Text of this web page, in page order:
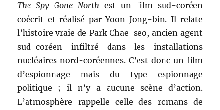
The Spy Gone North est un film sud-coréen
coécrit et réalisé par Yoon Jong-bin. Il relate
l’histoire vraie de Park Chae-seo, ancien agent
sud-coréen infiltré dans les installations
nucléaires nord-coréennes. C’est donc un film
d’espionnage mais du type espionnage
politique ; il n’y a aucune scène d’action.
L’atmosphère rappelle celle des romans de